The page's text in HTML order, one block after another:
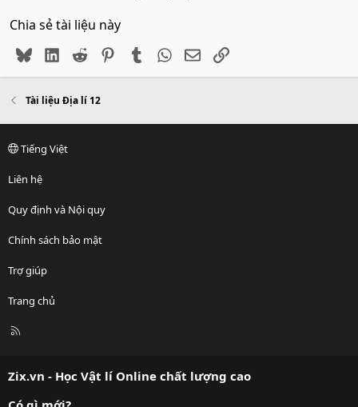
Chia sẻ tài liệu này
BlueskyLinkedIn
Reddit PinterestTumblr WhatsApp
EmailLink
Tài liệu Địa lí 12
Tiếng Việt
Liên hệ
Quy định và Nội quy
Chính sách bảo mật
Trợ giúp
Trang chủ
R
Zix.vn - Học Vật lí Online chất lượng cao